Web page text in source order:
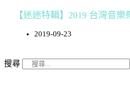
【迷迷特輯】2019 台灣音樂
2019-09-23
搜尋